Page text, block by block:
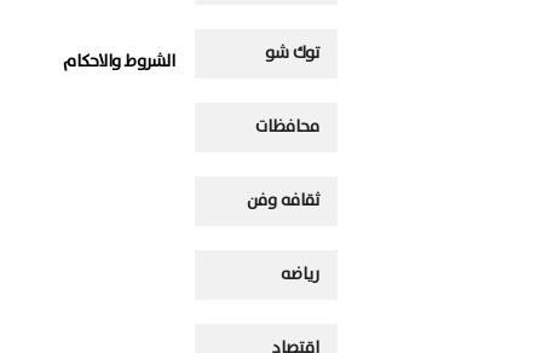
توك شو
محافظات
ثقافه وفن
رياضه
الشروط والاحكام